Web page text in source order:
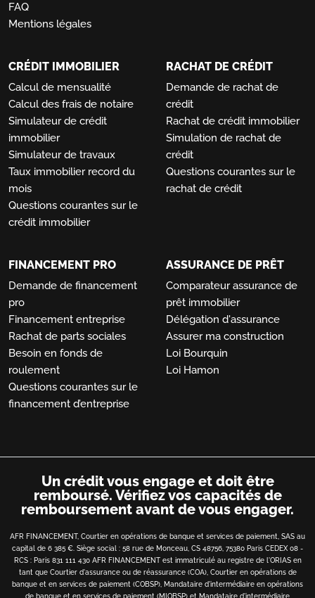
FAQ
Mentions légales
CRÉDIT IMMOBILIER
Calcul de mensualité
Calcul des frais de notaire
Simulateur de crédit
immobilier
Simulateur de travaux
Taux immobilier record du
mois
Questions courantes sur le
crédit immobilier
RACHAT DE CRÉDIT
Demande de rachat de
crédit
Rachat de crédit immobilier
Simulation de rachat de
crédit
Questions courantes sur le
rachat de crédit
FINANCEMENT PRO
Demande de financement
pro
Financement entreprise
Rachat de parts sociales
Besoin en fonds de
roulement
Questions courantes sur le
financement d’entreprise
ASSURANCE DE PRÊT
Comparateur assurance de
prêt immobilier
Délégation d'assurance
Assurer ma construction
Loi Bourquin
Loi Hamon
Un crédit vous engage et doit être
remboursé. Vérifiez vos capacités de
remboursement avant de vous engager.
AFR FINANCEMENT, Courtier en opérations de banque et services de paiement, SAS au
capital de 6 385 €. Siège social : 58 rue de Monceau, CS 48756, 75380 Paris CEDEX 08 -
RCS : Paris 831 111 430 AFR FINANCEMENT est immatriculé au registre de l'ORIAS en
tant que Courtier d'assurance ou de réassurance (COA), Courtier en opérations de
banque et en services de paiement (COBSP), Mandataire d'intermédiaire en opérations
de banque et en services de paiement (MIOBSP) et Mandataire d'intermédiaire